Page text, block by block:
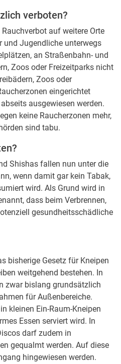
verboten?
auf weitere Orte
und Jugendliche unterwegs
an Straßenbahn- und
Zoos oder Freizeitparks nicht
Zoos oder
eingerichtet
ausgewiesen werden.
keine Raucherzonen mehr,
sind tabu.
Shishas fallen nun unter die
wenn damit gar kein Tabak,
wird. Als Grund wird in
dass beim Verbrennen,
gesundheitsschädliche
bisherige Gesetz für Kneipen
weitgehend bestehen. In
zwar bislang grundsätzlich
für Außenbereiche.
kleinen Ein-Raum-Kneipen
Essen serviert wird. In
darf zudem in
gequalmt werden. Auf diese
hingewiesen werden.